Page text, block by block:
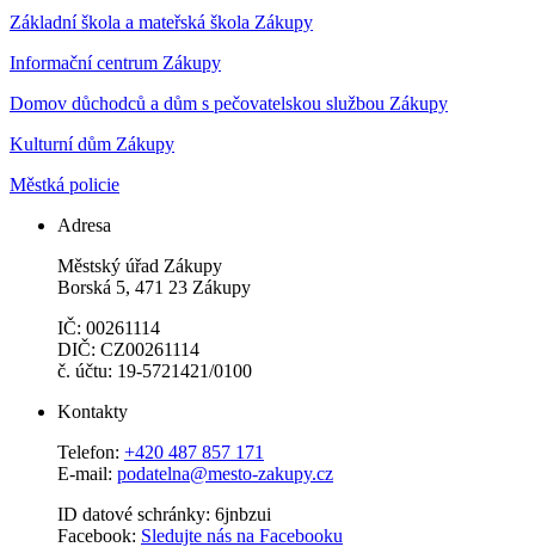
Základní škola a mateřská škola Zákupy
Informační centrum Zákupy
Domov důchodců a dům s pečovatelskou službou Zákupy
Kulturní dům Zákupy
Městká policie
Adresa
Městský úřad Zákupy
Borská 5, 471 23 Zákupy
IČ: 00261114
DIČ: CZ00261114
č. účtu: 19-5721421/0100
Kontakty
Telefon: +420 487 857 171
E-mail: podatelna@mesto-zakupy.cz
ID datové schránky: 6jnbzui
Facebook: Sledujte nás na Facebooku